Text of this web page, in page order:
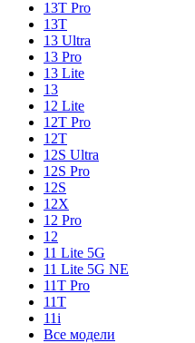
13T Pro
13T
13 Ultra
13 Pro
13 Lite
13
12 Lite
12T Pro
12T
12S Ultra
12S Pro
12S
12X
12 Pro
12
11 Lite 5G
11 Lite 5G NE
11T Pro
11T
11i
Все модели